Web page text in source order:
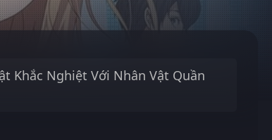
Khắc Nghiệt Với Nhân Vật Quần